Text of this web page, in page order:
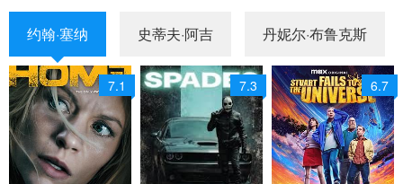
约翰·塞纳 史蒂夫·阿吉 丹妮尔·布鲁克斯
7.1 7.3 6.7